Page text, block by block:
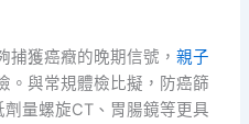
捕獲癌癥的晚期信號，親子
。與常規體檢比擬，防癌篩
量螺旋CT、胃腸鏡等更具